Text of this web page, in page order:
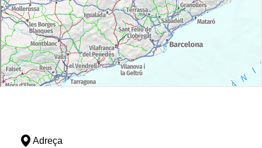
Adreça